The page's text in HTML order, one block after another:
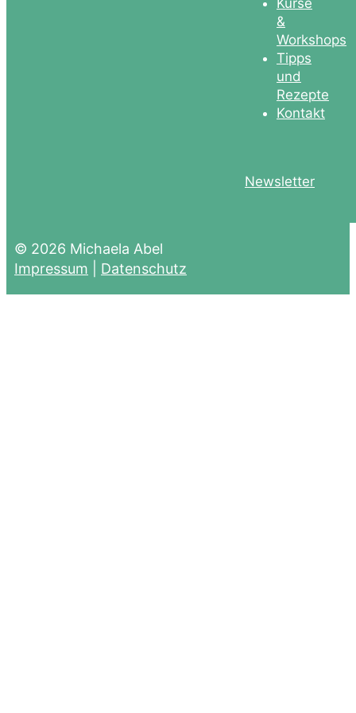
Kurse
&
Workshops
Tipps
und
Rezepte
Kontakt
Newsletter
© 2026 Michaela Abel
Impressum
Datenschutz